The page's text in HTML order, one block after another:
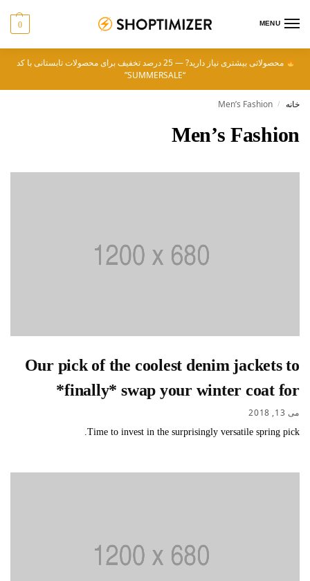
MENU
0
محصولاتی بیشتری نیاز دارید? — 25 درصد تخفیف برای محصولات تابستانی با کد
“SUMMERSALE”
خانه /
Men’s Fashion
Men’s Fashion
Our pick of the coolest denim jackets to
*finally* swap your winter coat for
می 13, 2018
Time to invest in the surprisingly versatile spring pick.